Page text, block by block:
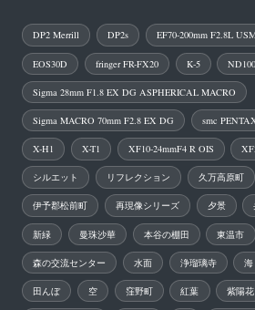
ペ
ー
ジ
送
り
DP2 Merrill DP2s EF70-200mm F2.8L
EOS30D fringer FR-FX20 K-5
Sigma 28mm F1.8 EX DG ASPHERICAL MACRO
Sigma MACRO 70mm F2.8 EX DG smc
X-H1 X-T1 XF10-24mmF4 R OIS
シルエット リフレクション 久万高原町
伊予郡松前町 再現像シリーズ 夕景
新緑 曼珠沙華 本谷の棚田 東温市
森の交流センター 水面 浄瑠璃寺 海
田んぼ 空 窪野町 紅葉 紫陽花